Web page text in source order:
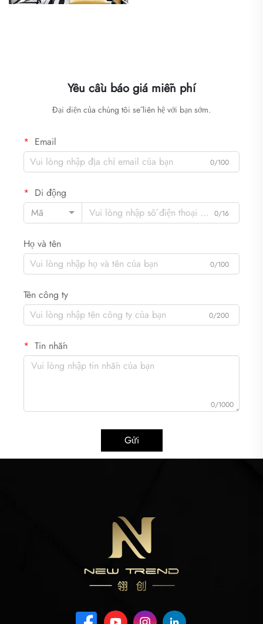
Yêu cầu báo giá miễn phí
Đại diện của chúng tôi sẽ liên hệ với bạn sớm.
Email
0/100
Di động
Mã
0/16
Họ và tên
0/100
Tên công ty
0/200
Tin nhắn
0/1000
Gửi